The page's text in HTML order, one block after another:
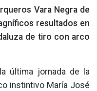
Vara Negra de
resultados en
de tiro con arco
última jornada de la
instintivo María José